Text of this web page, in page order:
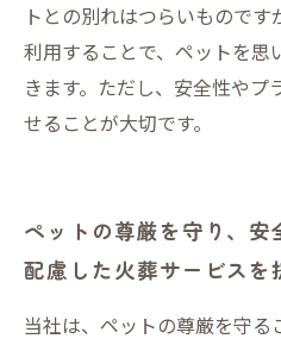
トとの別れはつらいもので
利用することで、ペットを思
きます。ただし、安全性やプ
せることが大切です。
ペットの尊厳を守り、
配慮した火葬サービスを
当社は、ペットの尊厳を守